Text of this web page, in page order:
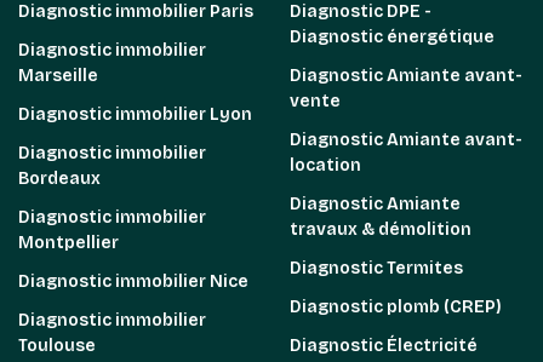
Diagnostic immobilier Paris
Diagnostic immobilier
Marseille
Diagnostic immobilier Lyon
Diagnostic immobilier
Bordeaux
Diagnostic immobilier
Montpellier
Diagnostic immobilier Nice
Diagnostic immobilier
Toulouse
Diagnostic DPE -
Diagnostic énergétique
Diagnostic Amiante avant-
vente
Diagnostic Amiante avant-
location
Diagnostic Amiante
travaux & démolition
Diagnostic Termites
Diagnostic plomb (CREP)
Diagnostic Électricité